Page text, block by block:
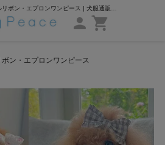
ン・エプロンワンピース